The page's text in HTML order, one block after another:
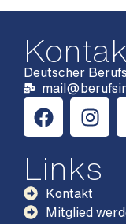
Deutscher
Links
Kontakt
Mitglied